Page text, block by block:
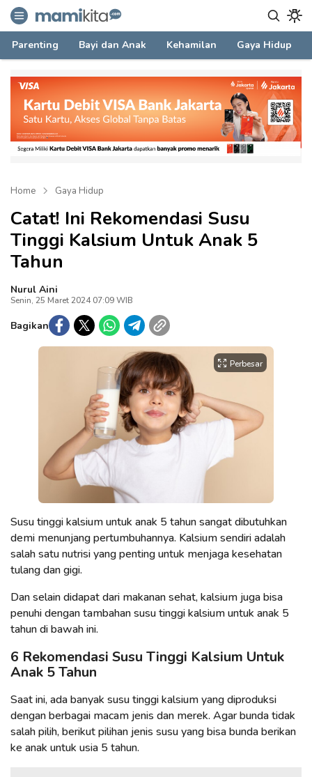
mamikita.com
Informasi Parenting untuk Mami Milenial
Parenting Bayi dan Anak Kehamilan Gaya Hidup
Home Gaya Hidup
Catat! Ini Rekomendasi Susu
Tinggi Kalsium Untuk Anak 5
Tahun
Nurul Aini
Senin, 25 Maret 2024 07:09 WIB
Bagikan
Perbesar
Susu tinggi kalsium untuk anak 5 tahun sangat dibutuhkan
demi menunjang pertumbuhannya. Kalsium sendiri adalah
salah satu nutrisi yang penting untuk menjaga kesehatan
tulang dan gigi.
Dan selain didapat dari makanan sehat, kalsium juga bisa
penuhi dengan tambahan susu tinggi kalsium untuk anak 5
tahun di bawah ini.
6 Rekomendasi Susu Tinggi Kalsium Untuk
Anak 5 Tahun
Saat ini, ada banyak susu tinggi kalsium yang diproduksi
dengan berbagai macam jenis dan merek. Agar bunda tidak
salah pilih, berikut pilihan jenis susu yang bisa bunda berikan
ke anak untuk usia 5 tahun.